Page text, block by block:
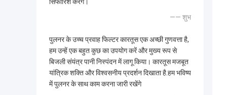
सिफारिश करेंगे।
—— शुभ
पुलनर के उच्च प्रवाह फिल्टर कारतूस एक अच्छी गुणवत्ता है,
हम उन्हें एक बहुत कुछ का उपयोग करें और मुख्य रूप से
बिजली संयंत्र पानी निस्पंदन में लागू किया। कारतूस मजबूत
यांत्रिक शक्ति और विश्वसनीय प्रदर्शन दिखाता है.हम भविष्य
में पुलनर के साथ काम करना जारी रखेंगे